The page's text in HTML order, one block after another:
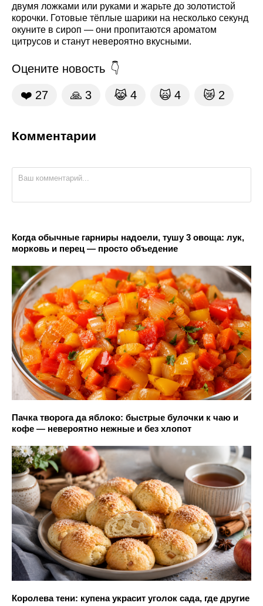
двумя ложками или руками и жарьте до золотистой
корочки. Готовые тёплые шарики на несколько секунд
окуните в сироп — они пропитаются ароматом
цитрусов и станут невероятно вкусными.
Оцените новость
❤️ 27 🙏 3 😹 4 🙀 4 😿 2
Комментарии
Когда обычные гарниры надоели, тушу 3 овоща: лук,
морковь и перец — просто объедение
Пачка творога да яблоко: быстрые булочки к чаю и
кофе — невероятно нежные и без хлопот
Королева тени: купена украсит уголок сада, где другие